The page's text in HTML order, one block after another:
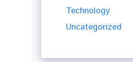
Technology
Uncategorized